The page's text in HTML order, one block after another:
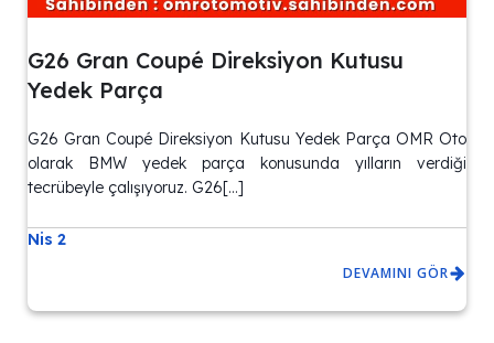
G26 Gran Coupé Direksiyon Kutusu
Yedek Parça
G26 Gran Coupé Direksiyon Kutusu Yedek Parça OMR Oto
olarak BMW yedek parça konusunda yılların verdiği
tecrübeyle çalışıyoruz. G26[…]
Nis 2
DEVAMINI GÖR